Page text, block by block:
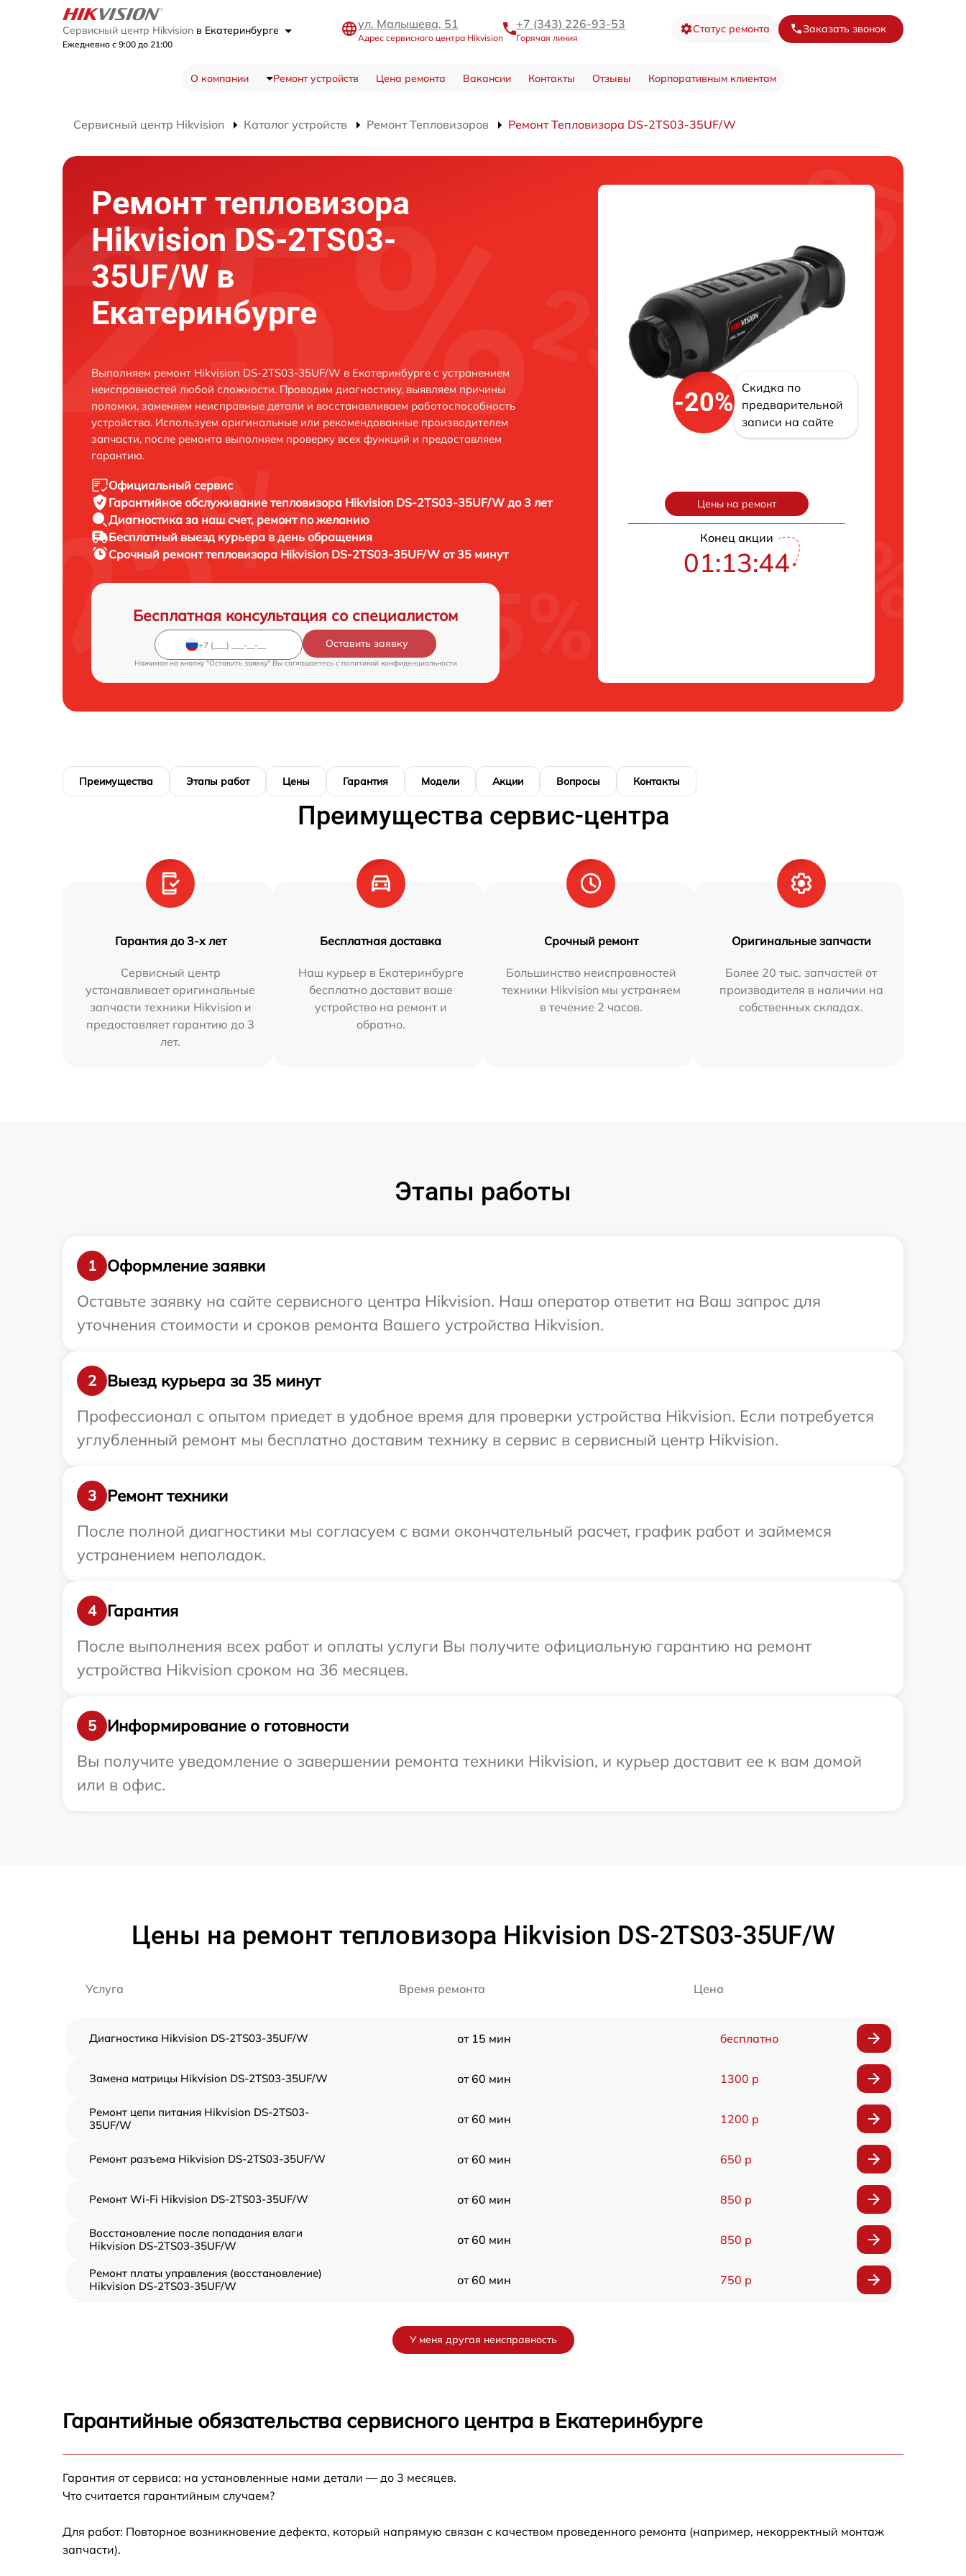
Сервисный центр Hikvision в Екатеринбурге
Ежедневно с 9:00 до 21:00
ул. Малышева, 51
Адрес сервисного центра Hikvision
+7 (343) 226-93-53
Горячая линия
Статус ремонта Заказать звонок
О компании Ремонт устройств Цена ремонта Вакансии Контакты Отзывы Корпоративным клиентам
Сервисный центр Hikvision Каталог устройств Ремонт Тепловизоров Ремонт Тепловизора DS-2TS03-35UF/W
Ремонт тепловизора
Hikvision DS-2TS03-
35UF/W в
Екатеринбурге
Выполняем ремонт Hikvision DS-2TS03-35UF/W в Екатеринбурге с устранением
неисправностей любой сложности. Проводим диагностику, выявляем причины
поломки, заменяем неисправные детали и восстанавливаем работоспособность
устройства. Используем оригинальные или рекомендованные производителем
запчасти, после ремонта выполняем проверку всех функций и предоставляем
гарантию.
Официальный сервис
Гарантийное обслуживание тепловизора Hikvision DS-2TS03-35UF/W до 3 лет
Диагностика за наш счет, ремонт по желанию
Бесплатный выезд курьера в день обращения
Срочный ремонттепловизора Hikvision DS-2TS03-35UF/W от 35 минут
Бесплатная консультация со специалистом
Оставить заявку
Нажимая на кнопку "Оставить заявку" Вы соглашаетесь c политикой конфиденциальности
-20%
Скидка по
предварительной
записи на сайте
Цены на ремонт
Конец акции
01:13:43
Преимущества Этапы работ Цены Гарантия Модели Акции Вопросы Контакты
Преимущества сервис-центра
Гарантия до 3-х лет
Сервисный центр
устанавливает оригинальные
запчасти техники Hikvision и
предоставляет гарантию до 3
лет.
Бесплатная доставка
Наш курьер в Екатеринбурге
бесплатно доставит ваше
устройство на ремонт и
обратно.
Срочный ремонт
Большинство неисправностей
техники Hikvision мы устраняем
в течение 2 часов.
Оригинальные запчасти
Более 20 тыс. запчастей от
производителя в наличии на
собственных складах.
Этапы работы
1
Оформление заявки
Оставьте заявку на сайте сервисного центра Hikvision. Наш оператор ответит на Ваш запрос для
уточнения стоимости и сроков ремонта Вашего устройства Hikvision.
2
Выезд курьера за 35 минут
Профессионал с опытом приедет в удобное время для проверки устройства Hikvision. Если потребуется
углубленный ремонт мы бесплатно доставим технику в сервис в сервисный центр Hikvision.
3
Ремонт техники
После полной диагностики мы согласуем с вами окончательный расчет, график работ и займемся
устранением неполадок.
4
Гарантия
После выполнения всех работ и оплаты услуги Вы получите официальную гарантию на ремонт
устройства Hikvision сроком на 36 месяцев.
5
Информирование о готовности
Вы получите уведомление о завершении ремонта техники Hikvision, и курьер доставит ее к вам домой
или в офис.
Цены на ремонт тепловизора Hikvision DS-2TS03-35UF/W
Услуга Время ремонта Цена
Диагностика Hikvision DS-2TS03-35UF/W от 15 мин бесплатно
Замена матрицы Hikvision DS-2TS03-35UF/W от 60 мин 1300 р
Ремонт цепи питания Hikvision DS-2TS03-
35UF/W
от 60 мин 1200 р
Ремонт разъема Hikvision DS-2TS03-35UF/W от 60 мин 650 р
Ремонт Wi-Fi Hikvision DS-2TS03-35UF/W от 60 мин 850 р
Восстановление после попадания влаги
Hikvision DS-2TS03-35UF/W
от 60 мин 850 р
Ремонт платы управления (восстановление)
Hikvision DS-2TS03-35UF/W
от 60 мин 750 р
Замена процессора Hikvision DS-2TS03-
35UF/W
Замена ключей управления Hikvision DS-
У меня другая неисправность
Гарантийные обязательства сервисного центра в Екатеринбурге
Гарантия от сервиса: на установленные нами детали — до 3 месяцев.
Что считается гарантийным случаем?
Для работ: Повторное возникновение дефекта, который напрямую связан с качеством проведенного ремонта (например, некорректный монтаж
запчасти).